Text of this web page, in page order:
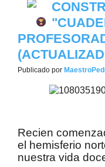
Publicado por
Recien
el hemisferio
nuestra vida